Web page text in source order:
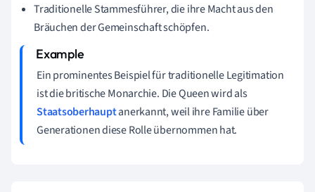
Traditionelle Stammesführer, die ihre Macht aus den
Bräuchen der Gemeinschaft schöpfen.
Ein prominentes Beispiel für traditionelle Legitimation
ist die britische Monarchie. Die Queen wird als
Staatsoberhauptanerkannt, weil ihre Familie über
Generationen diese Rolle übernommen hat.